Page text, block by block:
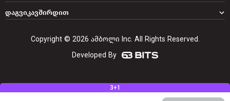
3+1
დაგვიკავშირდით
Copyright © 2026 ამბოლი Inc. All Rights Reserved.
Developed By